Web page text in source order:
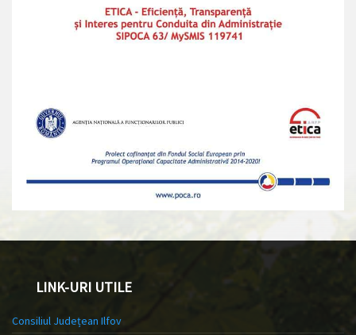
LINK-URI UTILE
Consiliul Județean Ilfov